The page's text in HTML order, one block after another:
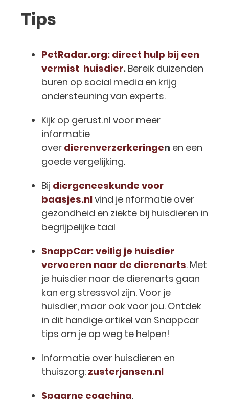
Tips
PetRadar.org: direct hulp bij een
vermist huisdier. Bereik duizenden
buren op social media en krijg
ondersteuning van experts.
Kijk op gerust.nl voor meer
informatie
over dierenverzerkeringen en een
goede vergelijking.
Bij diergeneeskunde voor
baasjes.nlvind je nformatie over
gezondheid en ziekte bij huisdieren in
begrijpelijke taal
SnappCar: veilig je huisdier
vervoeren naar de dierenarts. Met
je huisdier naar de dierenarts gaan
kan erg stressvol zijn. Voor je
huisdier, maar ook voor jou. Ontdek
in dit handige artikel van Snappcar
tips om je op weg te helpen!
Informatie over huisdieren en
thuiszorg: zusterjansen.nl
Spaarne coaching.